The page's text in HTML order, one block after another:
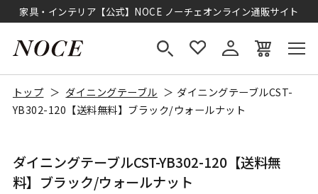
家具・インテリア【公式】NOCE ノーチェオンライン通販サイト
トップ ダイニングテーブル
ダイニングテーブルCST-
YB302-120【送料無料】ブラック/ウォールナット
ダイニングテーブルCST-YB302-120【送料無
料】ブラック/ウォールナット